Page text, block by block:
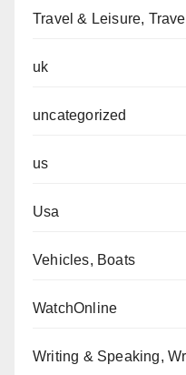
Travel & Leisure,
uk
uncategorized
us
Usa
Vehicles, Boats
WatchOnline
Writing & Speaking,